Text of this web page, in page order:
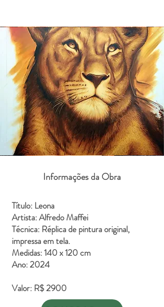
Informações da Obra
Título: Leona
Artista: Alfredo Maffei
Técnica: Réplica de pintura original,
impressa em tela.
Medidas: 140 x 120 cm
Ano: 2024
Valor: R$ 2900